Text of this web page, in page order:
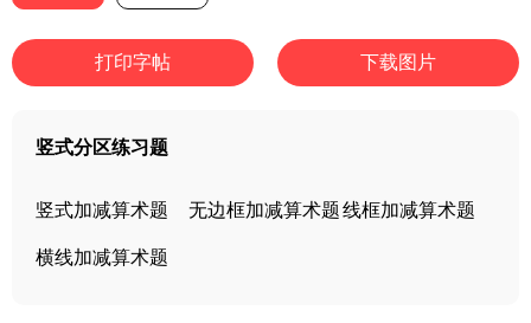
打印字帖 下载图片
竖式分区练习题
竖式加减算术题 无边框加减算术题线框加减算术题
横线加减算术题